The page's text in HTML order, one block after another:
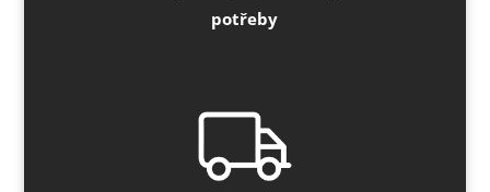
potřeby